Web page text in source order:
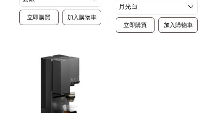
立即購買 加入購物車
立即購買 加入購物車